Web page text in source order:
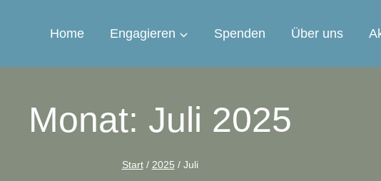
Home Engagieren Spenden Über uns
Monat: Juli 2025
Start / 2025 / Juli